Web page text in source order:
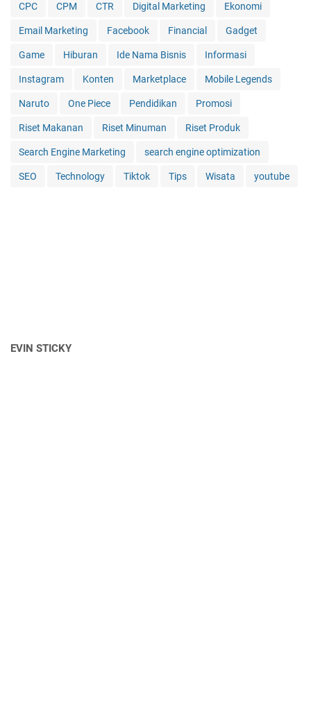
CPC CPM CTR Digital Marketing Ekonomi
Email Marketing Facebook Financial Gadget
Game Hiburan Ide Nama Bisnis Informasi
Instagram Konten Marketplace Mobile Legends
Naruto One Piece Pendidikan Promosi
Riset Makanan Riset Minuman Riset Produk
Search Engine Marketing search engine optimization
SEO Technology Tiktok Tips Wisata youtube
EVIN STICKY